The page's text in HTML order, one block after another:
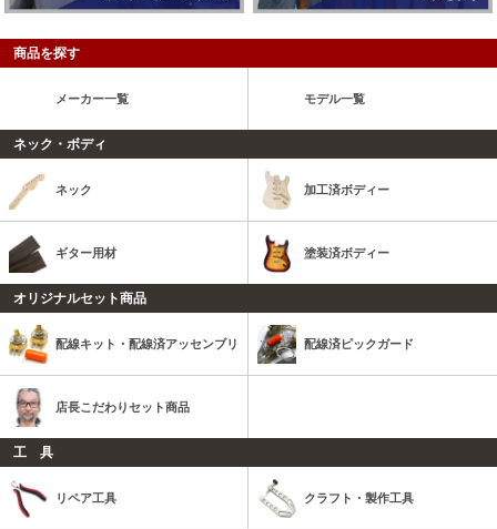
商品を探す
メーカー一覧 モデル一覧
ネック・ボディ
ネック 加工済ボディー
ギター用材 塗装済ボディー
オリジナルセット商品
配線キット・配線済アッセンブリ 配線済ピックガード
店長こだわりセット商品
工 具
リペア工具 クラフト・製作工具